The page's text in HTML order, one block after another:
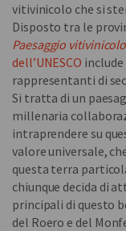
vitivinicolo che si
Disposto tra le
Paesaggio
dell’UNESCO
rappresentanti di
Si tratta di un
millenaria
intraprendere su
valore universale,
questa terra
chiunque decida di
principali di questo
del Roero e del